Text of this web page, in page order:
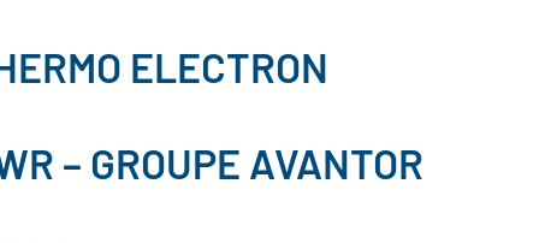
ELECTRON
– GROUPE AVANTOR